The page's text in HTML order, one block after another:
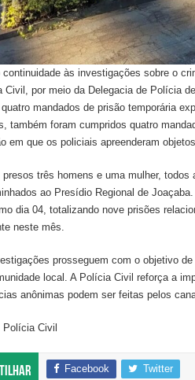
continuidade às investigações sobre o
Civil, por meio da Delegacia de Polícia
mandados de prisão temporária
também foram cumpridos quatro
em que os policiais apreenderam
presos três homens e uma mulher,
ao Presídio Regional de
dia 04, totalizando nove prisões
neste mês.
prosseguem com o objetivo
local. A Polícia Civil reforça a
anônimas podem ser feitas pelos
Polícia Civil
Facebook Twitter